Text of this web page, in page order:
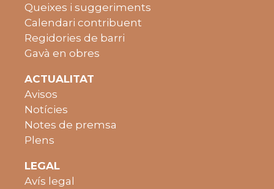
Queixes i suggeriments
Calendari contribuent
Regidories de barri
Gavà en obres
ACTUALITAT
Avisos
Notícies
Notes de premsa
Plens
LEGAL
Avís legal